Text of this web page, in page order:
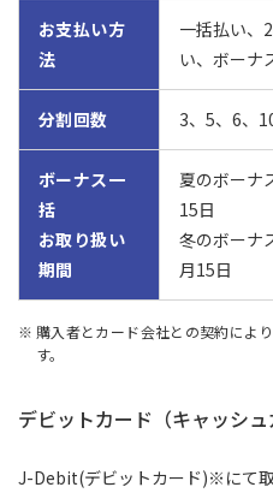
お支払い方
法
一括払い、
い、ボーナ
分割回数 3、5、6、
ボーナス一
括
お取り扱い
期間
夏のボーナ
15日
冬のボーナ
月15日
購入者とカード会社との契約によ
す。
デビットカード（キャッシュ
J-Debit(デビットカード)※にて取